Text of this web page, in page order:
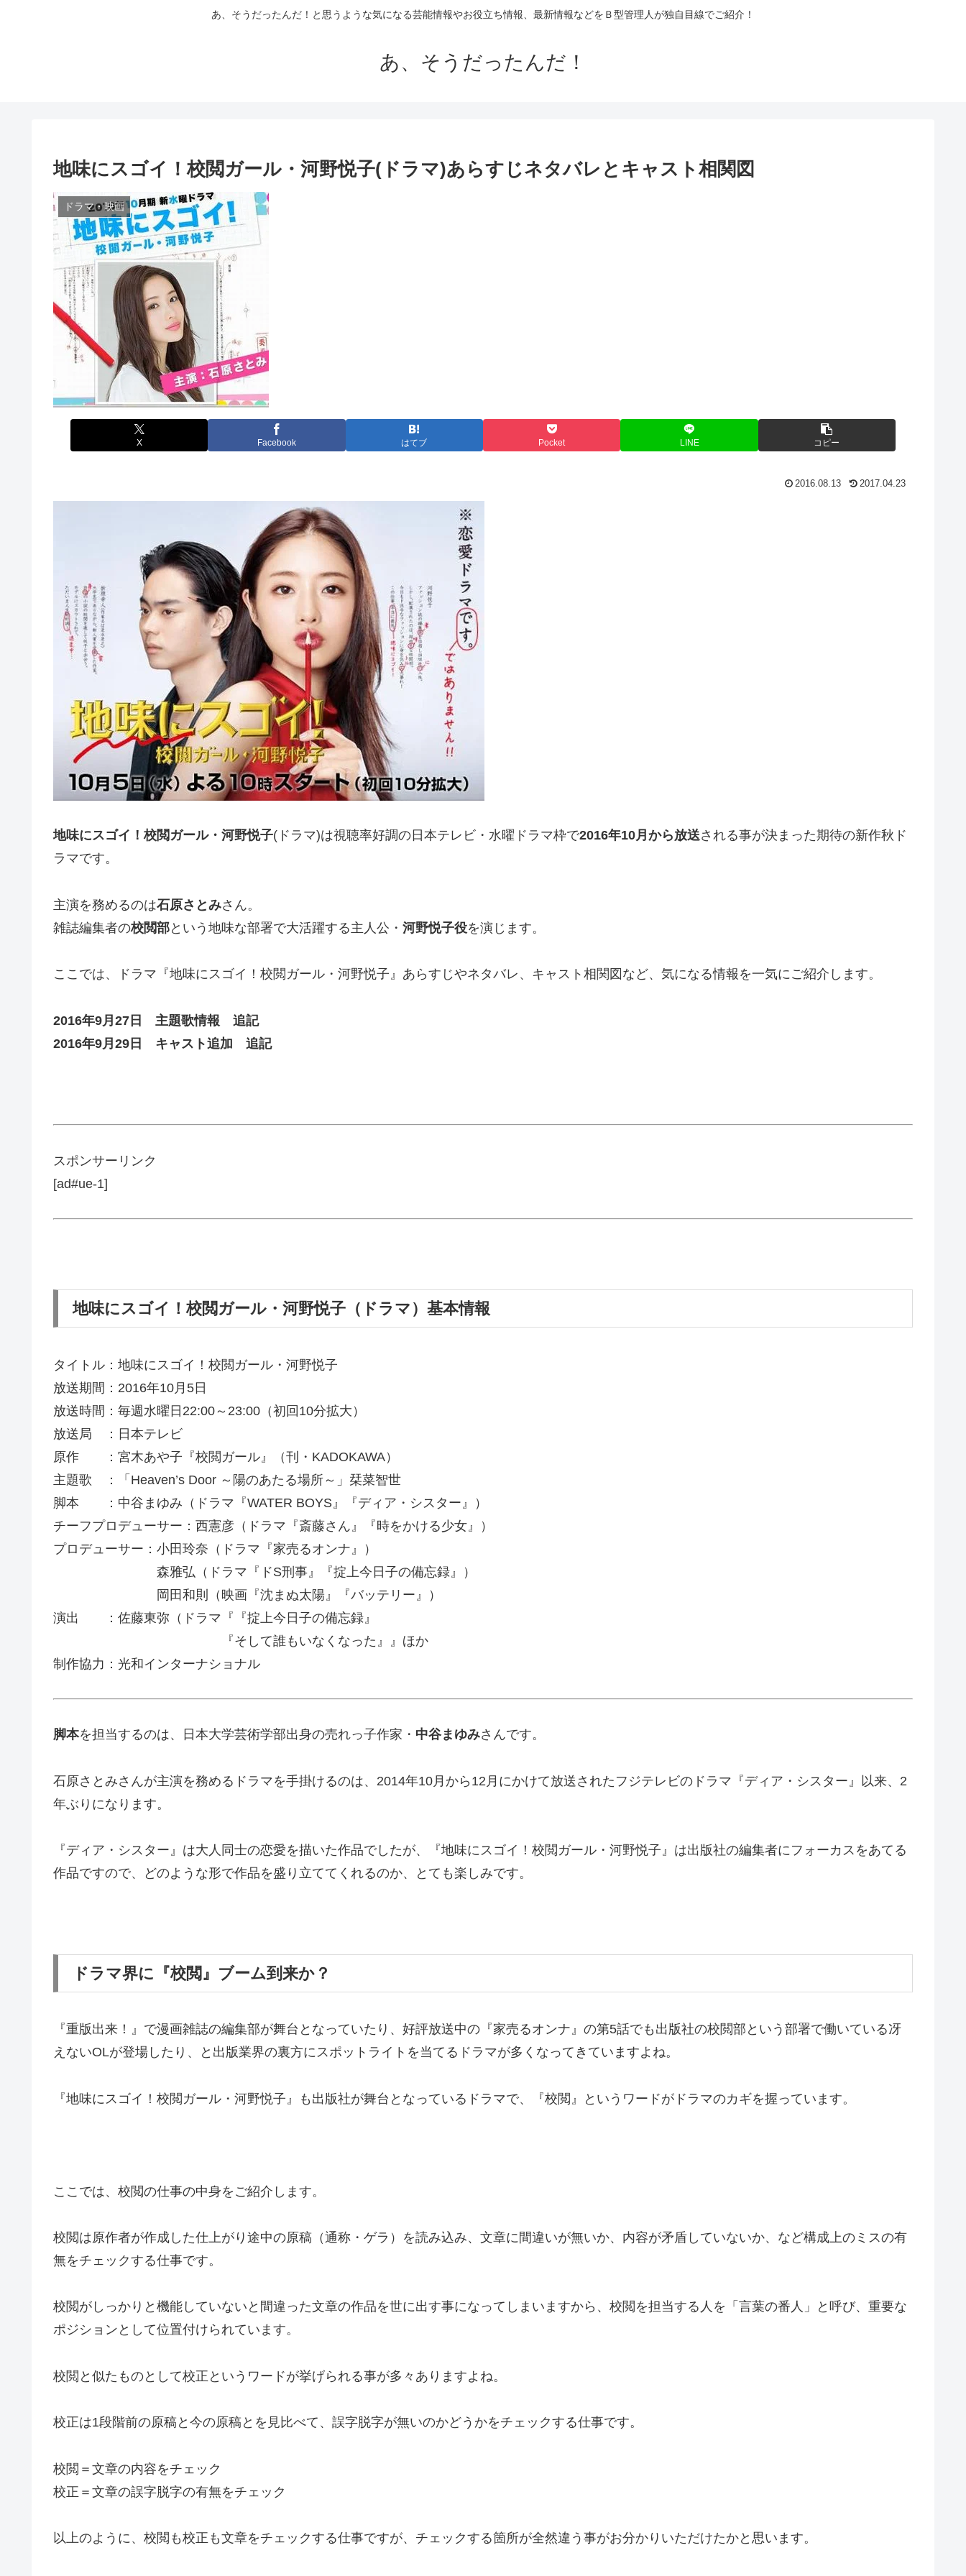
あ、そうだったんだ！と思うような気になる芸能情報やお役立ち情報、最新情報などをＢ型管理人が独自目線でご紹介！
あ、そうだったんだ！
地味にスゴイ！校閲ガール・河野悦子(ドラマ)あらすじネタバレとキャスト相関図
ドラマ・映画
X Facebook はてブ Pocket LINE コピー
2016.08.13 2017.04.23
地味にスゴイ！校閲ガール・河野悦子(ドラマ)は視聴率好調の日本テレビ・水曜ドラマ枠で2016年10月から放送される事が決まった期待の新作秋ド
ラマです。
主演を務めるのは石原さとみさん。
雑誌編集者の校閲部という地味な部署で大活躍する主人公・ 河野悦子役を演じます。
ここでは、ドラマ『地味にスゴイ！校閲ガール・河野悦子』あらすじやネタバレ、キャスト相関図など、気になる情報を一気にご紹介します。
2016年9月27日 主題歌情報 追記
2016年9月29日 キャスト追加 追記
スポンサーリンク
[ad#ue-1]
地味にスゴイ！校閲ガール・河野悦子（ドラマ）基本情報
タイトル：地味にスゴイ！校閲ガール・河野悦子
放送期間：2016年10月5日
放送時間：毎週水曜日22:00～23:00（初回10分拡大）
放送局 ：日本テレビ
原作 ：宮木あや子『校閲ガール』（刊・KADOKAWA）
主題歌 ：「Heaven’s Door ～陽のあたる場所～」栞菜智世
脚本 ：中谷まゆみ（ドラマ『WATER BOYS』『ディア・シスター』）
チーフプロデューサー：西憲彦（ドラマ『斎藤さん』『時をかける少女』）
プロデューサー：小田玲奈（ドラマ『家売るオンナ』）
森雅弘（ドラマ『ドS刑事』『掟上今日子の備忘録』）
岡田和則（映画『沈まぬ太陽』『バッテリー』）
演出 ：佐藤東弥（ドラマ『『掟上今日子の備忘録』
『そして誰もいなくなった』』ほか
制作協力：光和インターナショナル
脚本を担当するのは、日本大学芸術学部出身の売れっ子作家・ 中谷まゆみさんです。
石原さとみさんが主演を務めるドラマを手掛けるのは、2014年10月から12月にかけて放送されたフジテレビのドラマ『ディア・シスター』以来、2
年ぶりになります。
『ディア・シスター』は大人同士の恋愛を描いた作品でしたが、『地味にスゴイ！校閲ガール・河野悦子』は出版社の編集者にフォーカスをあてる
作品ですので、どのような形で作品を盛り立ててくれるのか、とても楽しみです。
ドラマ界に『校閲』ブーム到来か？
『重版出来！』で漫画雑誌の編集部が舞台となっていたり、好評放送中の『家売るオンナ』の第5話でも出版社の校閲部という部署で働いている冴
えないOLが登場したり、と出版業界の裏方にスポットライトを当てるドラマが多くなってきていますよね。
『地味にスゴイ！校閲ガール・河野悦子』も出版社が舞台となっているドラマで、『校閲』というワードがドラマのカギを握っています。
ここでは、校閲の仕事の中身をご紹介します。
校閲は原作者が作成した仕上がり途中の原稿（通称・ゲラ）を読み込み、文章に間違いが無いか、内容が矛盾していないか、など構成上のミスの有
無をチェックする仕事です。
校閲がしっかりと機能していないと間違った文章の作品を世に出す事になってしまいますから、校閲を担当する人を「言葉の番人」と呼び、重要な
ポジションとして位置付けられています。
校閲と似たものとして校正というワードが挙げられる事が多々ありますよね。
校正は1段階前の原稿と今の原稿とを見比べて、誤字脱字が無いのかどうかをチェックする仕事です。
校閲＝文章の内容をチェック
校正＝文章の誤字脱字の有無をチェック
以上のように、校閲も校正も文章をチェックする仕事ですが、チェックする箇所が全然違う事がお分かりいただけたかと思います。